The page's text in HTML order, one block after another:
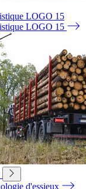
LOGO 15
LOGO 15
d'essieux